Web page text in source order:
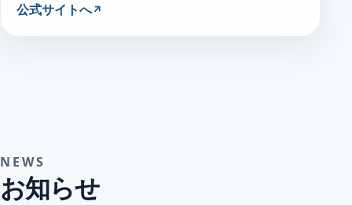
公式サイトへ
NEWS
お知らせ